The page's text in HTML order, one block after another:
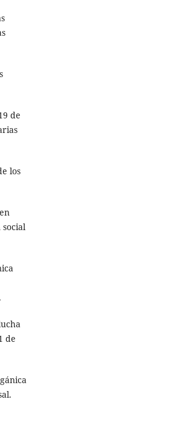
de
los
de